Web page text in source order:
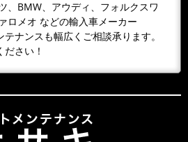
（日）３／１４（土）第二
）３／２０（金、祭日）春
）３／２９（日）よろしく
、BMW、アウディ、フォルクスワ
ロメオ などの輸入車メーカー
ナンスも幅広くご相談承ります。
さい！